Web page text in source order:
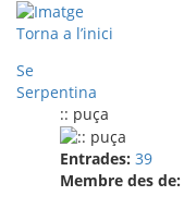
Torna a l’inici
Se
Serpentina
:: puça
Entrades: 39
Membre des de: